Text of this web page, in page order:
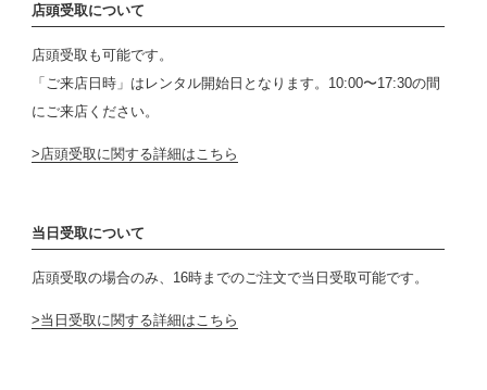
店頭受取について
店頭受取も可能です。
「ご来店日時」はレンタル開始日となります。10:00〜17:30の間
にご来店ください。
店頭受取に関する詳細はこちら
当日受取について
店頭受取の場合のみ、16時までのご注文で当日受取可能です。
当日受取に関する詳細はこちら